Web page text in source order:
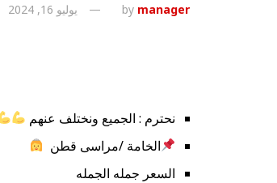
by manager يوليو 16, 2024
نحترم : الجميع ونختلف عنهم
الخامة /مراسى قطن
السعر جمله الجمله